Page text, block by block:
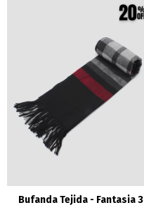
Bufanda Tejida - Fantasia 3